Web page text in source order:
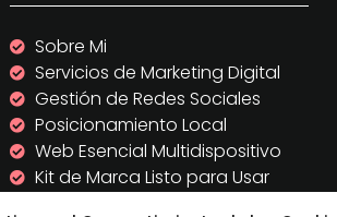
Sobre Mi
Servicios de Marketing Digital
Gestión de Redes Sociales
Posicionamiento Local
Web Esencial Multidispositivo
Kit de Marca Listo para Usar